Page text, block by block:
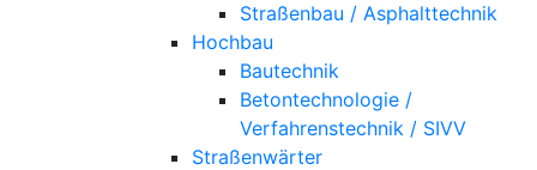
Straßenbau / Asphalttechnik
Hochbau
Bautechnik
Betontechnologie /
Verfahrenstechnik / SIVV
Straßenwärter